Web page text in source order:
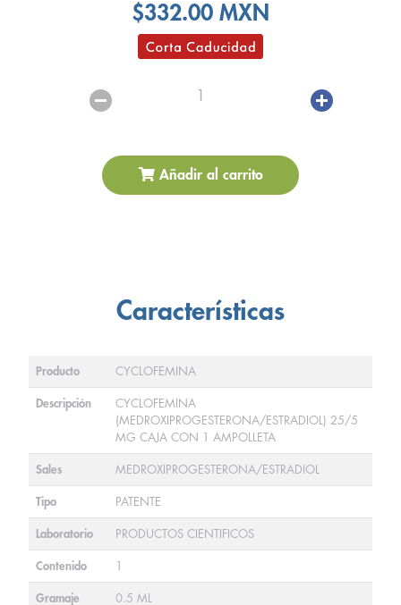
$332.00 MXN
1
Añadir al carrito
Características
Producto CYCLOFEMINA
Descripción
CYCLOFEMINA
(MEDROXIPROGESTERONA/ESTRADIOL) 25/5
MG CAJA CON 1 AMPOLLETA
Sales MEDROXIPROGESTERONA/ESTRADIOL
Tipo PATENTE
Laboratorio PRODUCTOS CIENTIFICOS
Contenido 1
Gramaje 0.5 ML